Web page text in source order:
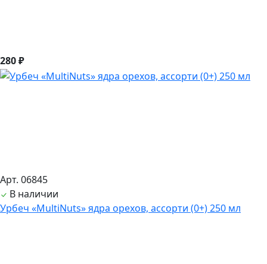
280 ₽
Арт. 06845
В наличии
Урбеч «MultiNuts» ядра орехов, ассорти (0+) 250 мл